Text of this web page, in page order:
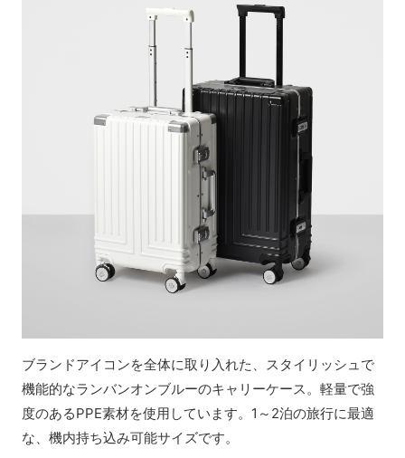
ブランドアイコンを全体に取り入れた、スタイリッシュで
機能的なランバンオンブルーのキャリーケース。軽量で強
度のあるPPE素材を使用しています。1～2泊の旅行に最適
な、機内持ち込み可能サイズです。